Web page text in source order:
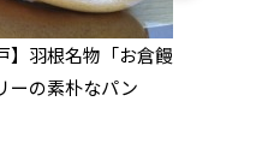
】羽根名物「お倉饅
ーの素朴なパン